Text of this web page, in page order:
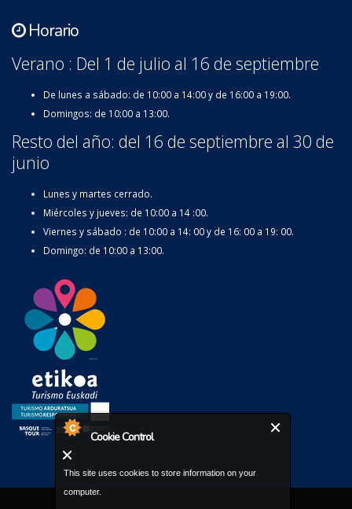
Cookie Control
This site uses cookies to store information on your
computer.
Horario
Verano : Del 1 de julio al 16 de septiembre
De lunes a sábado: de 10:00 a 14:00 y de 16:00 a 19:00.
Domingos: de 10:00 a 13:00.
Resto del año: del 16 de septiembre al 30 de
junio
Lunes y martes cerrado.
Miércoles y jueves: de 10:00 a 14 :00.
Viernes y sábado : de 10:00 a 14: 00 y de 16: 00 a 19: 00.
Domingo: de 10:00 a 13:00.